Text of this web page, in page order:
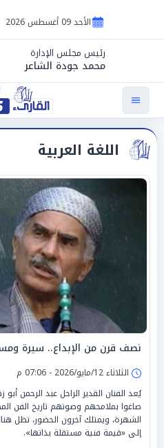
الأحد 09 أغسطس 2026
رئيس مجلس الإدارة
محمد جودة الشاعر
اللغة العربية
نصف قرن من الإبداع.. سيرة
الثلاثاء 12/مايو/2026 - 07:06 م
يُعد الفنان القدير الراحل عبد الرحمن
صاغوا بملامحهم وصوتهم تاريخ الفن
الشهرة، ويمتلك آخرون الحضور، تظل
إلى «قيمة فنية مستقلة بذاتها».